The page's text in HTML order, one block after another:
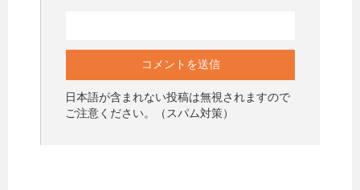
日本語が含まれない投稿は無視されますので
ご注意ください。（スパム対策）